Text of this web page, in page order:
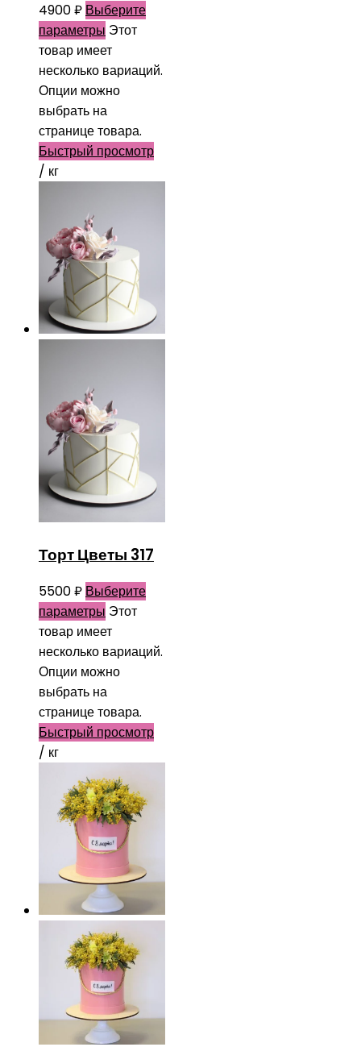
4900₽ Выберите
параметры Этот
товар имеет
несколько вариаций.
Опции можно
выбрать на
странице товара.
Быстрый просмотр
/ кг
Торт Цветы 317
5500₽ Выберите
параметры Этот
товар имеет
несколько вариаций.
Опции можно
выбрать на
странице товара.
Быстрый просмотр
/ кг